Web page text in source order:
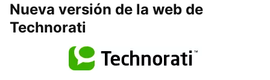
Nueva versión de la web de
Technorati